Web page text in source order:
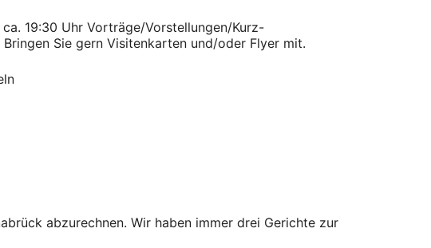
19:30 Uhr Vorträge/Vorstellungen/Kurz-
Sie gern Visitenkarten und/oder Flyer mit.
abzurechnen. Wir haben immer drei Gerichte zur